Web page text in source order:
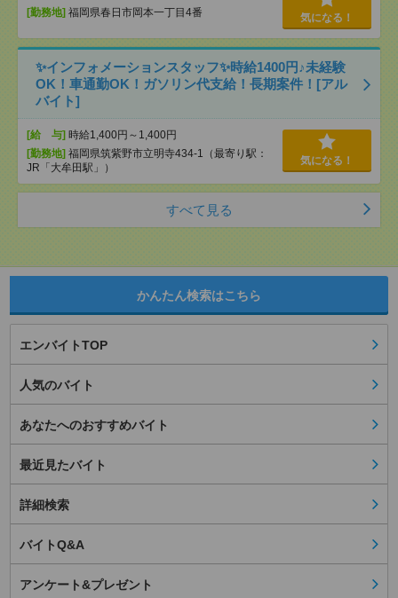
[勤務地] 福岡県春日市岡本一丁目4番 気になる！
✨インフォメーションスタッフ✨時給1400円♪未経験
OK！車通勤OK！ガソリン代支給！長期案件！[アル
バイト]
[給 与] 時給1,400円～1,400円
[勤務地] 福岡県筑紫野市立明寺434-1（最寄り駅：
JR「大牟田駅」）
気になる！
すべて見る
かんたん検索はこちら
エンバイトTOP
人気のバイト
あなたへのおすすめバイト
最近見たバイト
詳細検索
バイトQ&A
アンケート&プレゼント